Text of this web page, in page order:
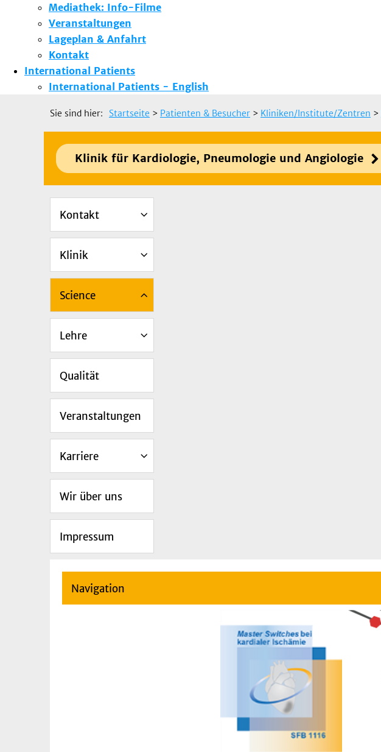
Mediathek: Info-Filme
Veranstaltungen
Lageplan & Anfahrt
Kontakt
International Patients
International Patients - English
Sie sind hier: Startseite > Patienten & Besucher > Kliniken/Institute/Zentren >
Klinik für Kardiologie, Pneumologie und Angiologie
Kontakt
Klinik
Science
Lehre
Qualität
Veranstaltungen
Karriere
Wir über uns
Impressum
Navigation